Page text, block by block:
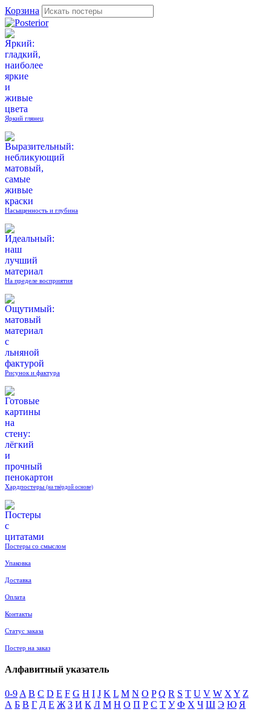
Корзина
Яркий глянец
Насыщенность и глубина
На пределе восприятия
Рисунок и фактура
Хардпостеры (на твёрдой основе)
Постеры со смыслом
Упаковка
Доставка
Оплата
Контакты
Статус заказа
Постер на заказ
Алфавитный указатель
0-9 A B C D E F G H I J K L M N O P Q R S T U V W X Y Z
А Б В Г Д Е Ж З И К Л М Н О П Р С Т У Ф Х Ч Ш Э Ю Я